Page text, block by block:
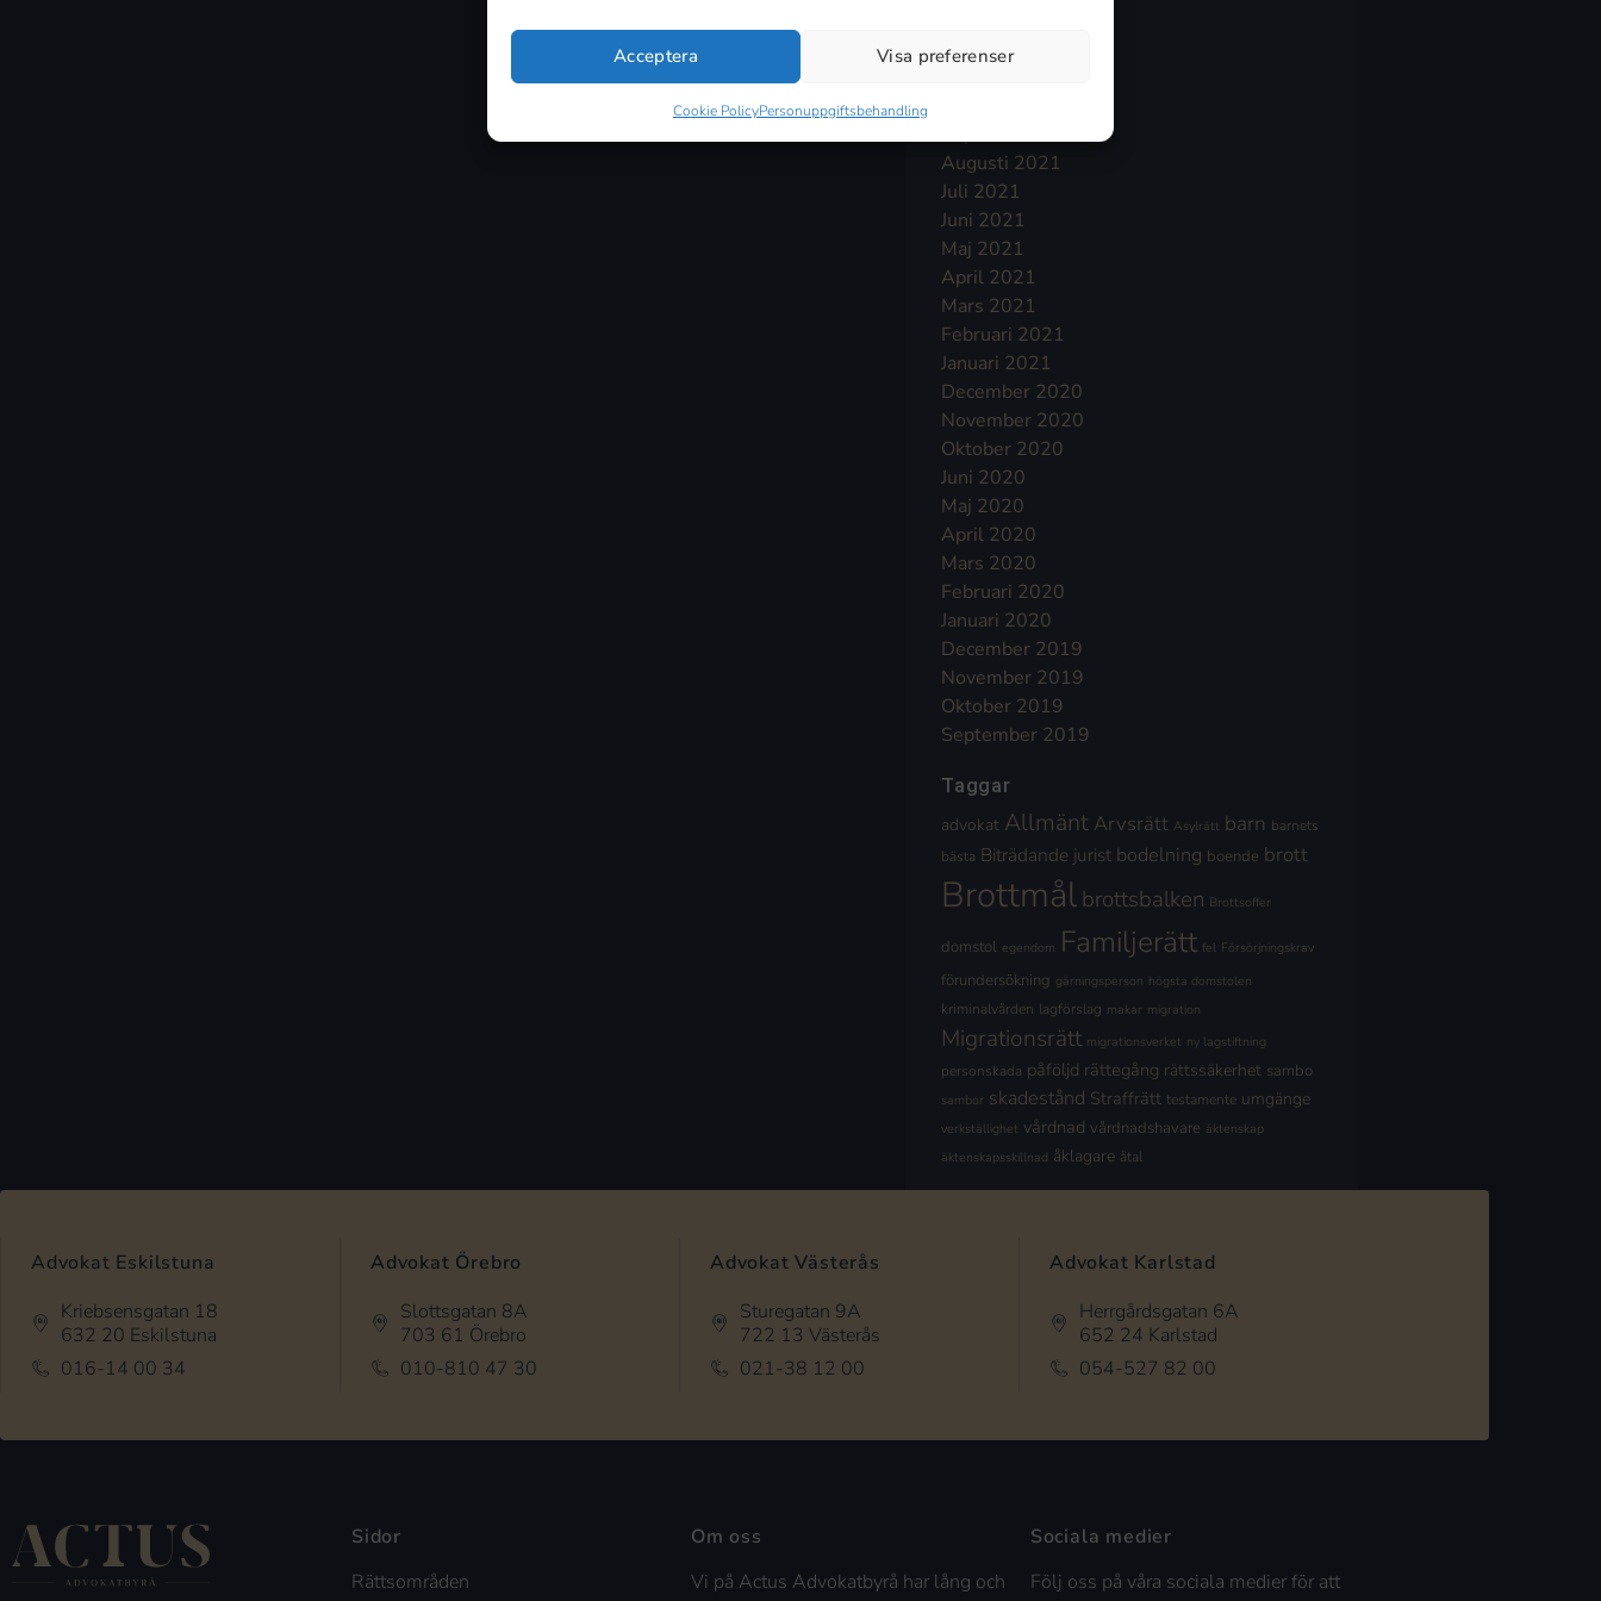
Acceptera Visa preferenser
Cookie PolicyPersonuppgiftsbehandling
December 2021
Augusti 2021
Juli 2021
Juni 2021
Maj 2021
April 2021
Mars 2021
Februari 2021
Januari 2021
December 2020
November 2020
Oktober 2020
Juni 2020
Maj 2020
April 2020
Mars 2020
Februari 2020
Januari 2020
December 2019
November 2019
Oktober 2019
September 2019
Taggar
advokat Allmänt Arvsrätt Asylrätt barn barnets
bästa Biträdande jurist bodelning boende brott
Brottmålbrottsbalken Brottsoffer
domstol egendom Familjerätt fel Försörjningskrav
förundersökning gärningsperson högsta domstolen
kriminalvården lagförslag makar migration
Migrationsrätt migrationsverket ny lagstiftning
personskada påföljd rättegång rättssäkerhet sambo
sambor skadestånd Straffrätt testamente umgänge
verkställighet vårdnad vårdnadshavare äktenskap
äktenskapsskillnad åklagare åtal
Advokat Eskilstuna
Kriebsensgatan 18
632 20 Eskilstuna
016-14 00 34
Advokat Örebro
Slottsgatan 8A
703 61 Örebro
010-810 47 30
Advokat Västerås
Sturegatan 9A
722 13 Västerås
021-38 12 00
Advokat Karlstad
Herrgårdsgatan 6A
652 24 Karlstad
054-527 82 00
Sidor
Rättsområden
Om oss
Vi på Actus Advokatbyrå har lång och
Sociala medier
Följ oss på våra sociala medier för att